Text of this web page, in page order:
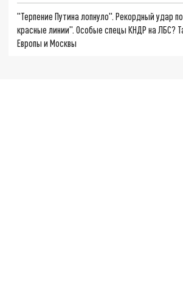
"Терпение Путина лопнуло". Рекордный удар
красные линии". Особые спецы КНДР на ЛБС?
Европы и Москвы